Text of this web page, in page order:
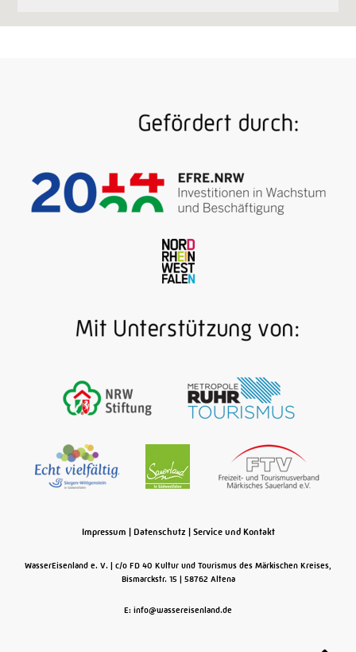
Ringlokschuppen, Bekohlungskran, dazu rund 180
meist fahrbereite historische Loks, Waggons und
Bochum-Dahlhausen versetzt Besucher in eine Zeit,
Sauerland zu einem Schnellweg für Kohle, Eisen,
Stahl, Kalk und Erze machten …
Weiterlesen
Impressum Datenschutz Service und Kontakt
WasserEisenland e. V.
c/o FD 40 Kultur und Tourismus des Märkischen Kreises,
Bismarckstr. 15
58762 Altena
E: info@wassereisenland.de